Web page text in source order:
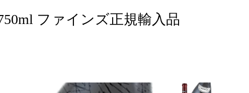
ファインズ正規輸入品